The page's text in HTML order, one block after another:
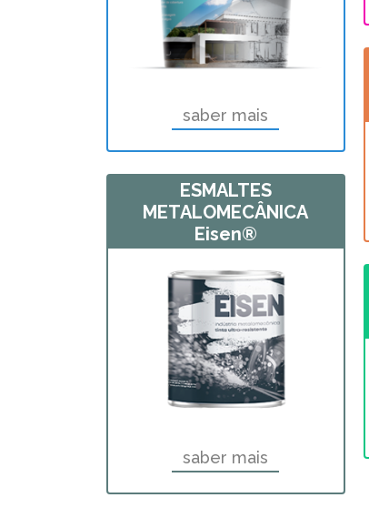
saber mais
ESMALTES
METALOMECÂNICA
Eisen®
saber mais